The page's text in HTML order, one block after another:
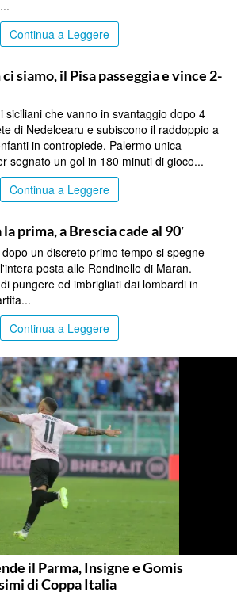
Continua a Leggere
siamo, il Pisa passeggia e vince 2-
siciliani che vanno in svantaggio dopo 4
di Nedelcearu e subiscono il raddoppio a
in contropiede. Palermo unica
segnato un gol in 180 minuti di gioco...
Continua a Leggere
prima, a Brescia cade al 90′
un discreto primo tempo si spegne
posta alle Rondinelle di Maran.
pungere ed imbrigliati dai lombardi in
Continua a Leggere
il Parma, Insigne e Gomis
di Coppa Italia